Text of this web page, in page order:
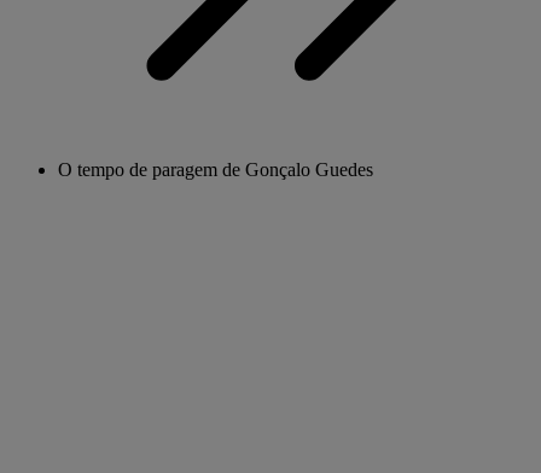
O tempo de paragem de Gonçalo Guedes